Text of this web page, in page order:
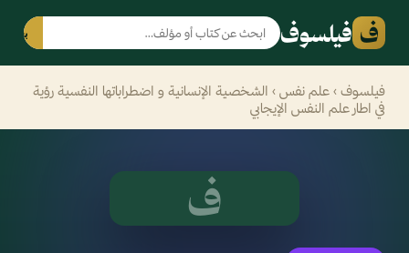
ف فيلسوف بحث
فيلسوف › علم نفس › الشخصية الإنسانية و اضطراباتها النفسية رؤية
في اطار علم النفس الإيجابي
ف